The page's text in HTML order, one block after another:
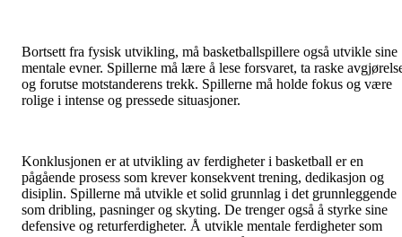
Bortsett fra fysisk utvikling, må basketballspillere også utvikle sine
mentale evner. Spillerne må lære å lese forsvaret, ta raske
og forutse motstanderens trekk. Spillerne må holde fokus og være
rolige i intense og pressede situasjoner.
Konklusjonen er at utvikling av ferdigheter i basketball er en
pågående prosess som krever konsekvent trening, dedikasjon og
disiplin. Spillerne må utvikle et solid grunnlag i det grunnleggende
som dribling, pasninger og skyting. De trenger også å styrke sine
defensive og returferdigheter. Å utvikle mentale ferdigheter som